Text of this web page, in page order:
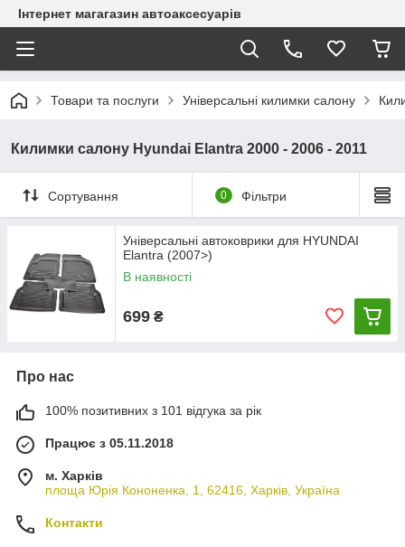
Інтернет магагазин автоаксесуарів
Товари та послуги Універсальні килимки салону
Килимки салону Hyundai Elantra 2000 - 2006 - 2011
Сортування 0 Фільтри
Універсальні автоковрики для HYUNDAI
Elantra (2007>)
В наявності
699 ₴
Про нас
100% позитивних з 101 відгука за рік
Працює з 05.11.2018
м. Харків
площа Юрія Кононенка, 1, 62416, Харків, Україна
Контакти